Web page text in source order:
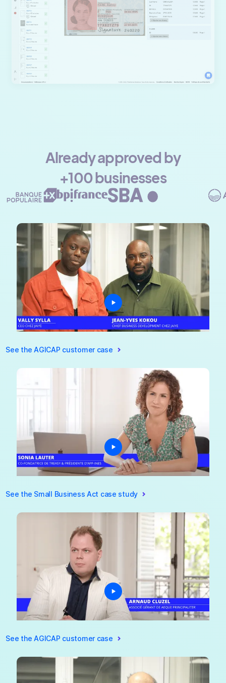
Already approved by
+100 businesses
See the AGICAP customer case
See the Small Business Act case study
See the AGICAP customer case